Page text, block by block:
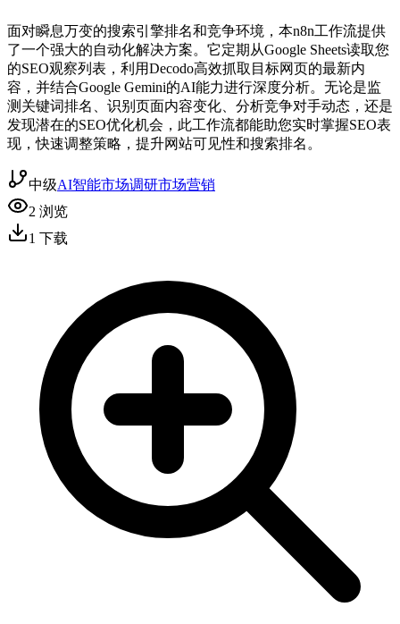
面对瞬息万变的搜索引擎排名和竞争环境，本n8n工作流提供
了一个强大的自动化解决方案。它定期从Google Sheets读取您
的SEO观察列表，利用Decodo高效抓取目标网页的最新内
容，并结合Google Gemini的AI能力进行深度分析。无论是监
测关键词排名、识别页面内容变化、分析竞争对手动态，还是
发现潜在的SEO优化机会，此工作流都能助您实时掌握SEO表
现，快速调整策略，提升网站可见性和搜索排名。
中级AI智能市场调研市场营销
2 浏览
1 下载